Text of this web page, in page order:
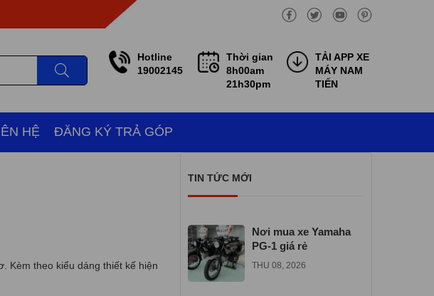
Hotline
19002145
Thời gian
8h00am
21h30pm
TẢI APP XE
MÁY NAM
TIẾN
HỆ ĐĂNG KÝ TRẢ GÓP
Kèm theo kiểu dáng thiết kế hiện
TIN TỨC MỚI
Nơi mua xe Yamaha
PG-1 giá rẻ
THU 08, 2026